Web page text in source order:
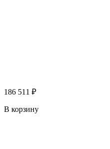
186 511 ₽
В корзину